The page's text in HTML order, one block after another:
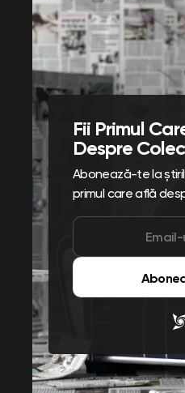
Fii Primul
Despre
Abonează-te la
primul care află